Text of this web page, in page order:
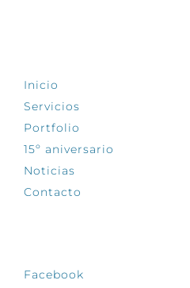
Inicio
Servicios
Portfolio
15º aniversario
Noticias
Contacto
Facebook